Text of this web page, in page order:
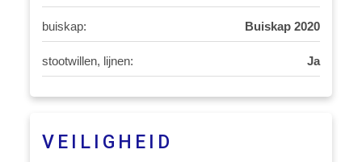
buiskap: Buiskap 2020
stootwillen, lijnen: Ja
VEILIGHEID